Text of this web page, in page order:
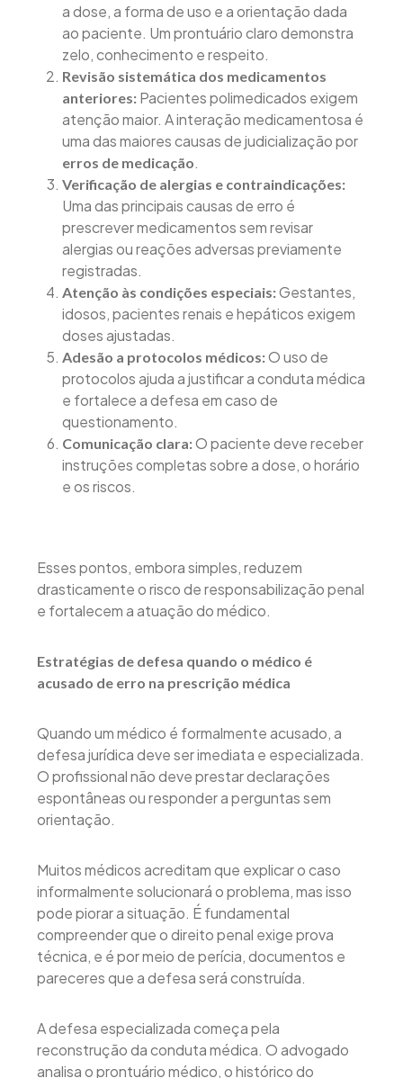
a dose, a forma de uso e a orientação dada
ao paciente. Um prontuário claro demonstra
zelo, conhecimento e respeito.
Revisão sistemática dos medicamentos
anteriores: Pacientes polimedicados exigem
atenção maior. A interação medicamentosa é
uma das maiores causas de judicialização por
erros de medicação.
Verificação de alergias e contraindicações:
Uma das principais causas de erro é
prescrever medicamentos sem revisar
alergias ou reações adversas previamente
registradas.
Atenção às condições especiais:Gestantes,
idosos, pacientes renais e hepáticos exigem
doses ajustadas.
Adesão a protocolos médicos:O uso de
protocolos ajuda a justificar a conduta médica
e fortalece a defesa em caso de
questionamento.
Comunicação clara:O paciente deve receber
instruções completas sobre a dose, o horário
e os riscos.
Esses pontos, embora simples, reduzem
drasticamente o risco de responsabilização penal
e fortalecem a atuação do médico.
Estratégias de defesa quando o médico é
acusado de erro na prescrição médica
Quando um médico é formalmente acusado, a
defesa jurídica deve ser imediata e especializada.
O profissional não deve prestar declarações
espontâneas ou responder a perguntas sem
orientação.
Muitos médicos acreditam que explicar o caso
informalmente solucionará o problema, mas isso
pode piorar a situação. É fundamental
compreender que o direito penal exige prova
técnica, e é por meio de perícia, documentos e
pareceres que a defesa será construída.
A defesa especializada começa pela
reconstrução da conduta médica. O advogado
analisa o prontuário médico, o histórico do